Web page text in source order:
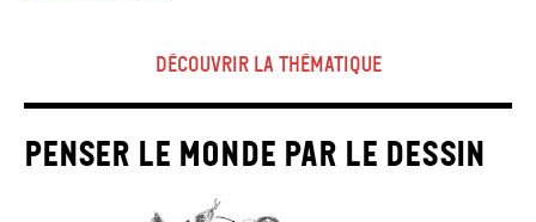
découvrir la thématique
penser le monde par le dessin